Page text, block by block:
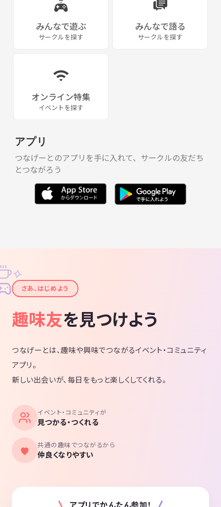
みんなで遊ぶ
サークルを探す
みんなで語る
サークルを探す
オンライン特集
イベントを探す
アプリ
つなげーとのアプリを手に入れて、サークルの友だち
とつながろう
✦
✧
さあ、はじめよう
趣味友を見つけよう
つなげーとは、趣味や興味でつながるイベント・コミュニティ
アプリ。
新しい出会いが、毎日をもっと楽しくしてくれる。
イベント・コミュニティが
見つかる・つくれる
共通の趣味でつながるから
仲良くなりやすい
アプリでかんたん参加！